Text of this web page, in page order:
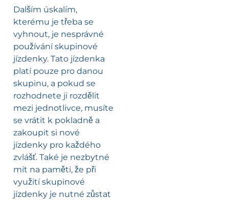
Dalším úskalím,
kterému je třeba se
vyhnout, je nesprávné
používání skupinové
jízdenky. Tato jízdenka
platí pouze pro danou
skupinu, a pokud se
rozhodnete ji rozdělit
mezi jednotlivce, musíte
se vrátit k pokladně a
zakoupit si nové
jízdenky pro každého
zvlášť. Také je nezbytné
mít na paměti, že při
využití skupinové
jízdenky je nutné zůstat